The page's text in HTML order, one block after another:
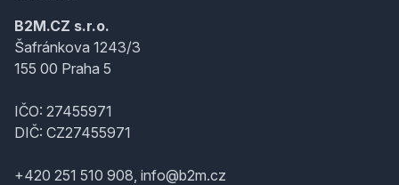
B2M.CZ s.r.o.
Šafránkova 1243/3
155 00 Praha 5
IČO: 27455971
DIČ: CZ27455971
+420 251 510 908, info@b2m.cz